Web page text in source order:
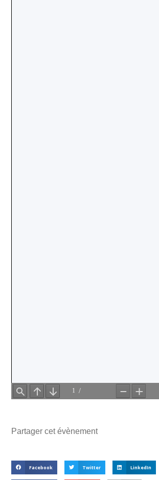
Partager cet évènement
Facebook Twitter LinkedIn